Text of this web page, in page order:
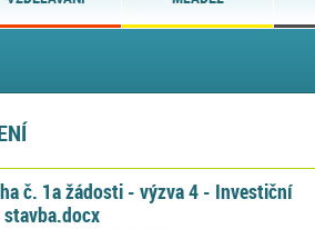
č. 1a žádosti - výzva 4 - Investiční